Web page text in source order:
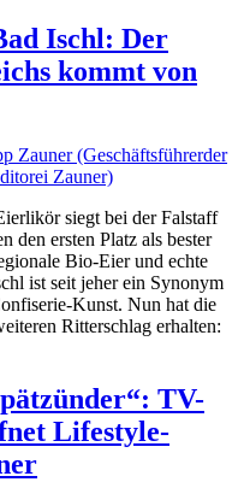
Ischl: Der
kommt von
siegt bei der Falstaff
den ersten Platz als bester
Bio-Eier und echte
ist seit jeher ein Synonym
Kunst. Nun hat die
Ritterschlag erhalten:
TV-
Lifestyle-